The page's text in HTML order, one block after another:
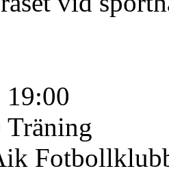
19:00
Träning